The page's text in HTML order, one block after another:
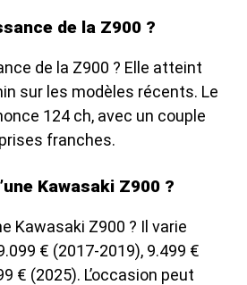
de la Z900 ?
de la Z900 ? Elle atteint
sur les modèles récents. Le
124 ch, avec un couple
franches.
Kawasaki Z900 ?
Kawasaki Z900 ? Il varie
€ (2017-2019), 9.499 €
€ (2025). L’occasion peut